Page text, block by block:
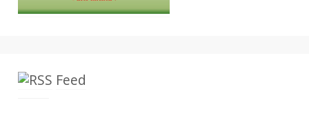
Feed